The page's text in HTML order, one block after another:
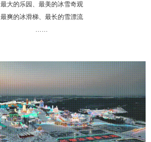
最大的乐园、最美的冰雪奇观
最爽的冰滑梯、最长的雪漂流
……